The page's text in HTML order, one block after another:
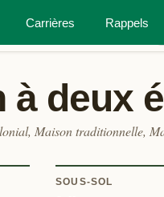
Carrières Rappels
Maison à deux
à deux
Maison traditionnelle,
SOUS-SOL